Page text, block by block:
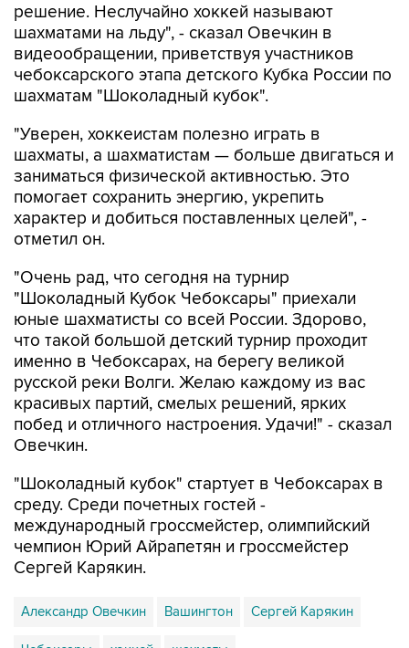
решение. Неслучайно хоккей называют
шахматами на льду", - сказал Овечкин в
видеообращении, приветствуя участников
чебоксарского этапа детского Кубка России по
шахматам "Шоколадный кубок".
"Уверен, хоккеистам полезно играть в
шахматы, а шахматистам — больше двигаться и
заниматься физической активностью. Это
помогает сохранить энергию, укрепить
характер и добиться поставленных целей", -
отметил он.
"Очень рад, что сегодня на турнир
"Шоколадный Кубок Чебоксары" приехали
юные шахматисты со всей России. Здорово,
что такой большой детский турнир проходит
именно в Чебоксарах, на берегу великой
русской реки Волги. Желаю каждому из вас
красивых партий, смелых решений, ярких
побед и отличного настроения. Удачи!" - сказал
Овечкин.
"Шоколадный кубок" стартует в Чебоксарах в
среду. Среди почетных гостей -
международный гроссмейстер, олимпийский
чемпион Юрий Айрапетян и гроссмейстер
Сергей Карякин.
Александр Овечкин Вашингтон Сергей Карякин